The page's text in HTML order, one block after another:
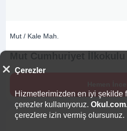
Mut / Kale Mah.
Çerezler
Hizmetlerimizden en iyi şekilde
çerezler kullanıyoruz.
çerezlere izin vermiş olursunuz.